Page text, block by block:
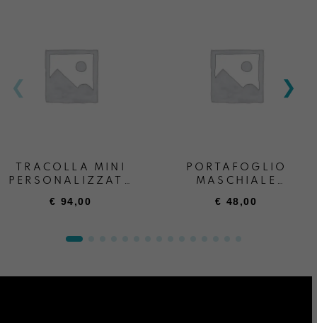
TRACOLLA MINI
PERSONALIZZATA
“ANDREA BOATTA”
€ 94,00
PORTAFOGLIO
MASCHIALE
€ 48,00